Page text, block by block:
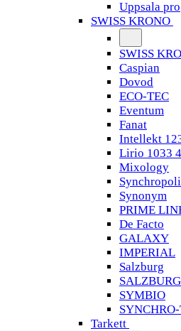
Uppsala pro
SWISS KRONO
SWISS
Caspian
Dovod
ECO-TEC
Eventum
Fanat
Intellekt
Lirio 1033
Mixology
Synonym
PRIME
De Facto
GALAXY
IMPERIAL
Salzburg
SYMBIO
Tarkett